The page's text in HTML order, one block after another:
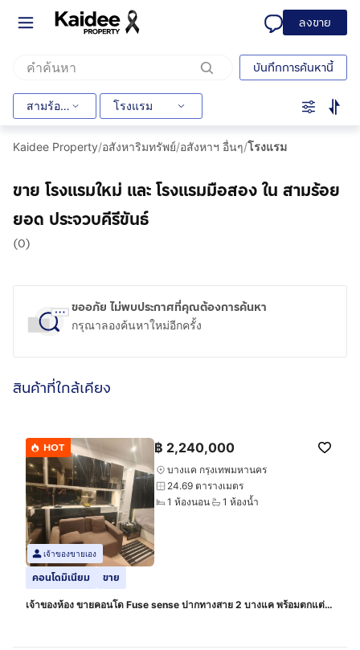
ลงขาย
บันทึกการค้นหานี้
สามร้อยยอด โรงแรม
Kaidee Property/อสังหาริมทรัพย์/อสังหาฯ อื่นๆ/โรงแรม
ขาย โรงแรมใหม่ และ โรงแรมมือสอง ใน สามร้อย
ยอด ประจวบคีรีขันธ์
(0)
ขออภัย ไม่พบประกาศที่คุณต้องการค้นหา
กรุณาลองค้นหาใหม่อีกครั้ง
สินค้าที่ใกล้เคียง
HOT
เจ้าของขายเอง
฿ 2,240,000
บางแค กรุงเทพมหานคร
24.69 ตารางเมตร
1 ห้องนอน
1 ห้องน้ำ
คอนโดมิเนียม ขาย
เจ้าของห้อง ขายคอนโด Fuse sense ปากทางสาย 2 บางแค พร้อมตกแต่ง